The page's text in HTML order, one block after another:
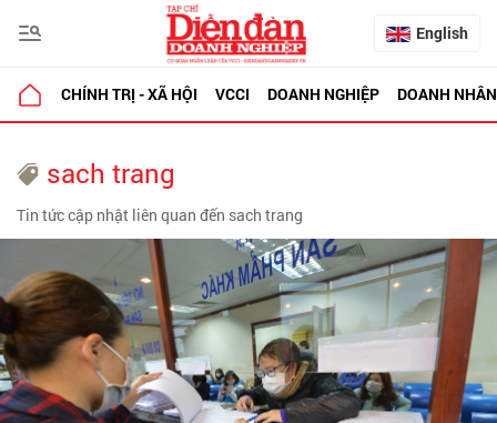
English
CHÍNH TRỊ - XÃ HỘI VCCI DOANH NGHIỆP DOANH NHÂN
sach trang
Tin tức cập nhật liên quan đến sach trang